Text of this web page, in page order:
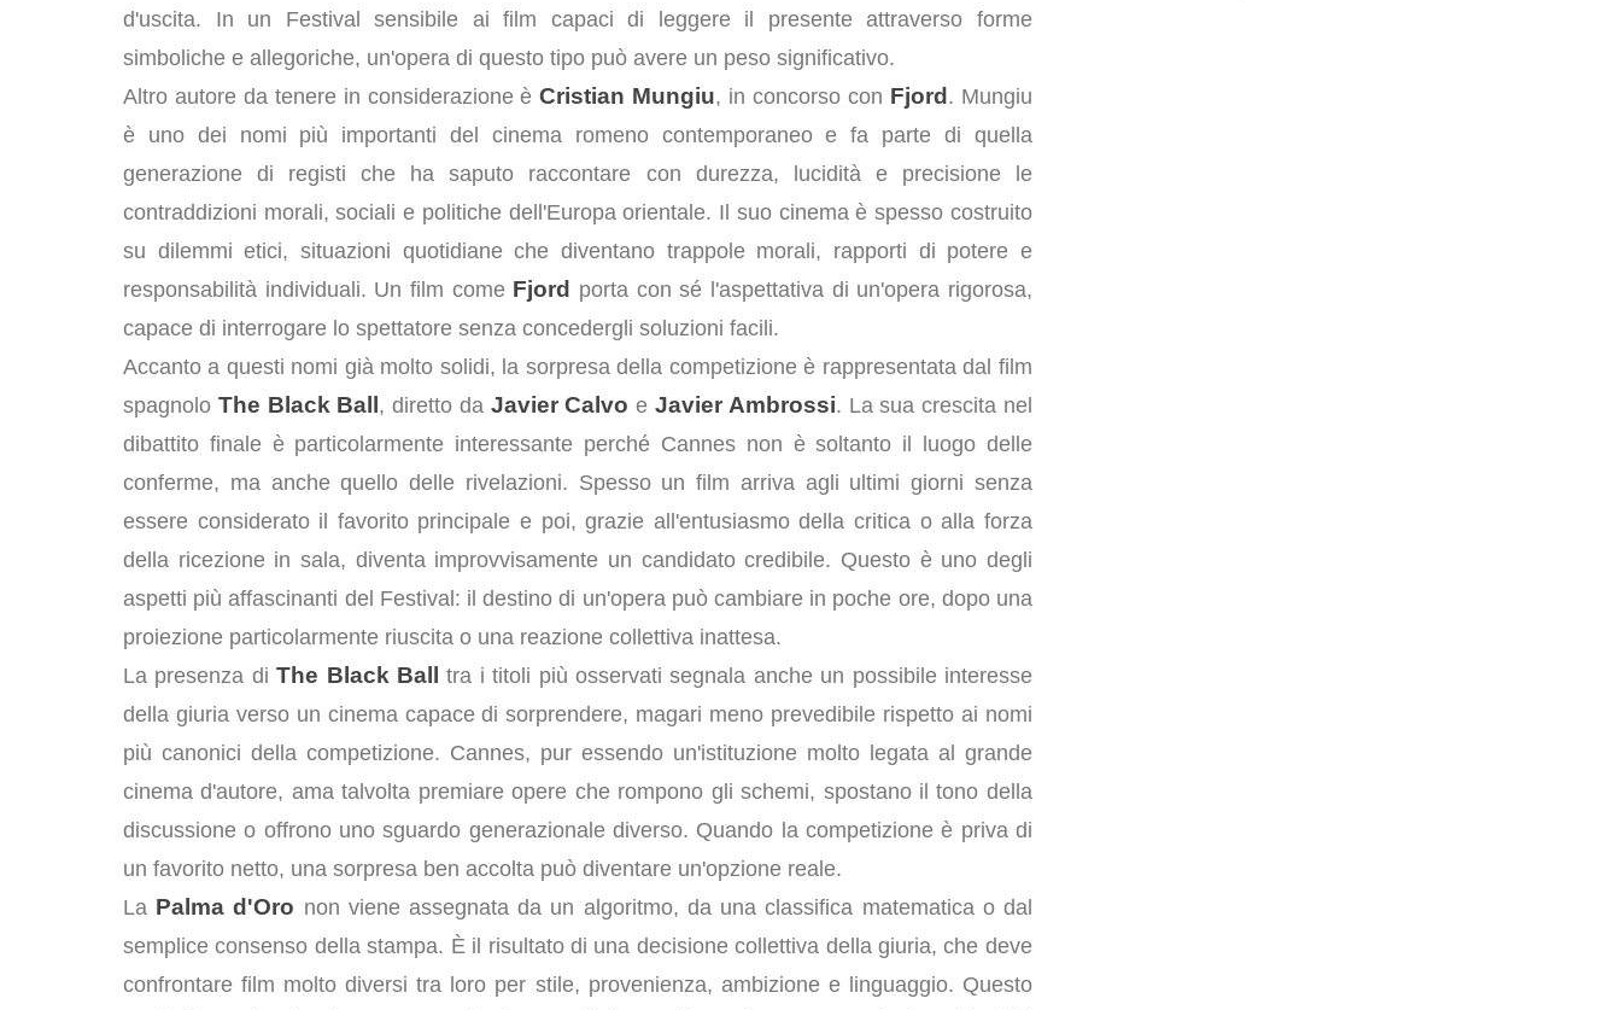
d'uscita. In un Festival sensibile ai film capaci di leggere il presente attraverso forme
simboliche e allegoriche, un'opera di questo tipo può avere un peso significativo.
Altro autore da tenere in considerazione èCristian Mungiu, in concorso con Fjord . Mungiu
è uno dei nomi più importanti del cinema romeno contemporaneo e fa parte di quella
generazione di registi che ha saputo raccontare con durezza, lucidità e precisione le
contraddizioni morali, sociali e politiche dell'Europa orientale. Il suo cinema è spesso costruito
su dilemmi etici, situazioni quotidiane che diventano trappole morali, rapporti di potere e
responsabilità individuali. Un film come Fjord porta con sé l'aspettativa di un'opera rigorosa,
capace di interrogare lo spettatore senza concedergli soluzioni facili.
Accanto a questi nomi già molto solidi, la sorpresa della competizione è rappresentata dal film
spagnolo The Black Ball , diretto da Javier Calvo eJavier Ambrossi. La sua crescita nel
dibattito finale è particolarmente interessante perché Cannes non è soltanto il luogo delle
conferme, ma anche quello delle rivelazioni. Spesso un film arriva agli ultimi giorni senza
essere considerato il favorito principale e poi, grazie all'entusiasmo della critica o alla forza
della ricezione in sala, diventa improvvisamente un candidato credibile. Questo è uno degli
aspetti più affascinanti del Festival: il destino di un'opera può cambiare in poche ore, dopo una
proiezione particolarmente riuscita o una reazione collettiva inattesa.
La presenza diThe Black Ball
tra i titoli più osservati segnala anche un possibile interesse
della giuria verso un cinema capace di sorprendere, magari meno prevedibile rispetto ai nomi
più canonici della competizione. Cannes, pur essendo un'istituzione molto legata al grande
cinema d'autore, ama talvolta premiare opere che rompono gli schemi, spostano il tono della
discussione o offrono uno sguardo generazionale diverso. Quando la competizione è priva di
un favorito netto, una sorpresa ben accolta può diventare un'opzione reale.
La Palma d'Oro non viene assegnata da un algoritmo, da una classifica matematica o dal
semplice consenso della stampa. È il risultato di una decisione collettiva della giuria, che deve
confrontare film molto diversi tra loro per stile, provenienza, ambizione e linguaggio. Questo